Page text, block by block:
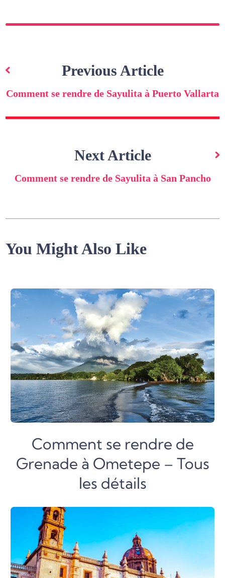
de
l’article
Previous Article
Comment se rendre de Sayulita à Puerto Vallarta
Next Article
Comment se rendre de Sayulita à San Pancho
You Might Also Like
Comment se rendre de
Grenade à Ometepe – Tous
les détails